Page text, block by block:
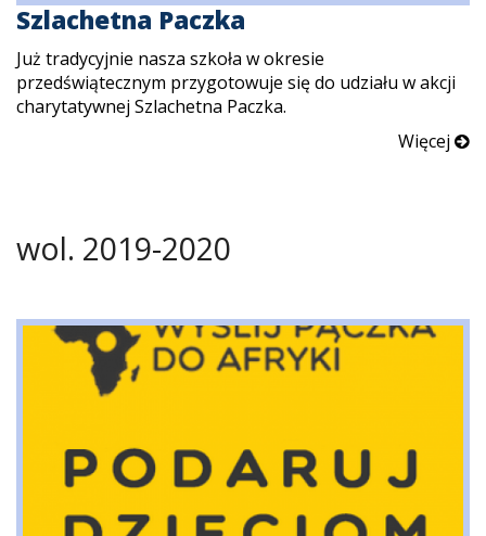
Szlachetna Paczka
Już tradycyjnie nasza szkoła w okresie
przedświątecznym przygotowuje się do udziału w akcji
charytatywnej Szlachetna Paczka.
Więcej
wol. 2019-2020